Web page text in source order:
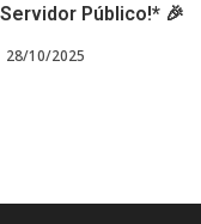
Público!* 🎉
28/10/2025